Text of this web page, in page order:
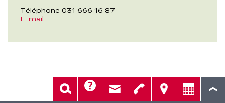
Téléphone 031 666 16 87
E-mail